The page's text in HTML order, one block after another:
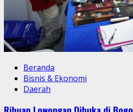
Beranda
Bisnis & Ekonomi
Daerah